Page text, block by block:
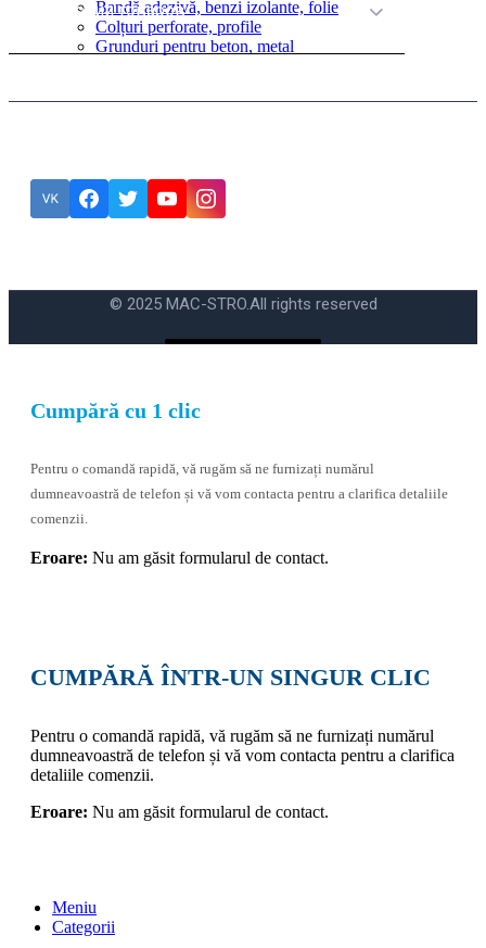
Bandă adezivă, benzi izolante, folie
Colțuri perforate, profile
Grunduri pentru beton, metal
Категории товаров
© 2025 MAC-STRO.All rights reserved
Cumpără cu 1 clic
Pentru o comandă rapidă, vă rugăm să ne furnizați numărul
dumneavoastră de telefon și vă vom contacta pentru a clarifica detaliile
comenzii.
Eroare: Nu am găsit formularul de contact.
CUMPĂRĂ ÎNTR-UN SINGUR CLIC
Pentru o comandă rapidă, vă rugăm să ne furnizați numărul
dumneavoastră de telefon și vă vom contacta pentru a clarifica
detaliile comenzii.
Eroare: Nu am găsit formularul de contact.
Meniu
Categorii